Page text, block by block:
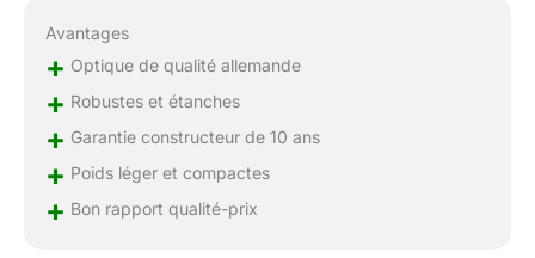
Avantages
+ Optique de qualité allemande
+ Robustes et étanches
+ Garantie constructeur de 10 ans
+ Poids léger et compactes
+ Bon rapport qualité-prix